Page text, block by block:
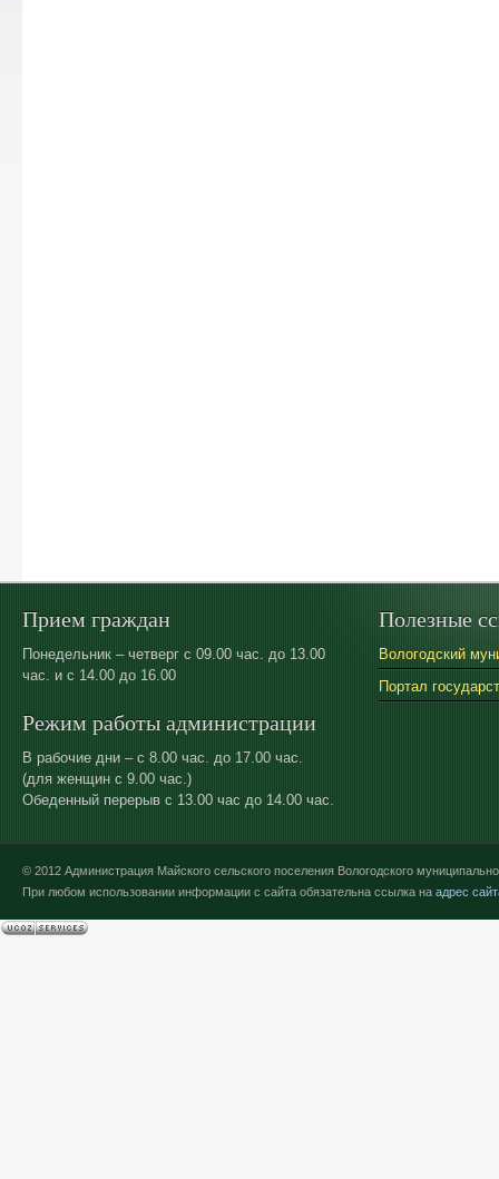
Прием граждан
Понедельник – четверг с 09.00 час. до 13.00
час. и с 14.00 до 16.00
Режим работы администрации
В рабочие дни – с 8.00 час. до 17.00 час.
(для женщин с 9.00 час.)
Обеденный перерыв с 13.00 час до 14.00 час.
Полезные
Вологодский
Портал
© 2012 Администрация Майского сельского поселения Вологодского
При любом использовании информации с сайта обязательна ссылка на адрес